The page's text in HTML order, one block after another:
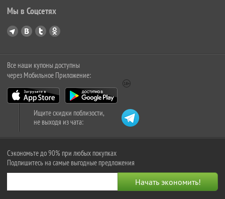
Мы в Соцсетях
Все наши купоны доступны
через Мобильное Приложение:
Ищите скидки поблизости,
не выходя из чата:
Сэкономьте до 90% при любых покупках
Подпишитесь на самые выгодные предложения